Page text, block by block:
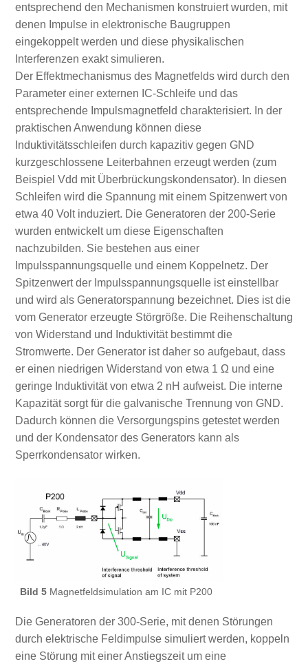
entsprechend den Mechanismen konstruiert wurden, mit
denen Impulse in elektronische Baugruppen
eingekoppelt werden und diese physikalischen
Interferenzen exakt simulieren.
Der Effektmechanismus des Magnetfelds wird durch den
Parameter einer externen IC-Schleife und das
entsprechende Impulsmagnetfeld charakterisiert. In der
praktischen Anwendung können diese
Induktivitätsschleifen durch kapazitiv gegen GND
kurzgeschlossene Leiterbahnen erzeugt werden (zum
Beispiel Vdd mit Überbrückungskondensator). In diesen
Schleifen wird die Spannung mit einem Spitzenwert von
etwa 40 Volt induziert. Die Generatoren der 200-Serie
wurden entwickelt um diese Eigenschaften
nachzubilden. Sie bestehen aus einer
Impulsspannungsquelle und einem Koppelnetz. Der
Spitzenwert der Impulsspannungsquelle ist einstellbar
und wird als Generatorspannung bezeichnet. Dies ist die
vom Generator erzeugte Störgröße. Die Reihenschaltung
von Widerstand und Induktivität bestimmt die
Stromwerte. Der Generator ist daher so aufgebaut, dass
er einen niedrigen Widerstand von etwa 1 Ω und eine
geringe Induktivität von etwa 2 nH aufweist. Die interne
Kapazität sorgt für die galvanische Trennung von GND.
Dadurch können die Versorgungspins getestet werden
und der Kondensator des Generators kann als
Sperrkondensator wirken.
Bild 5Magnetfeldsimulation am IC mit P200
Die Generatoren der 300-Serie, mit denen Störungen
durch elektrische Feldimpulse simuliert werden, koppeln
eine Störung mit einer Anstiegszeit um eine